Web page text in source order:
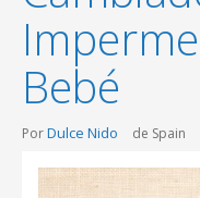
Bebé
PorDulce Nido de Spain